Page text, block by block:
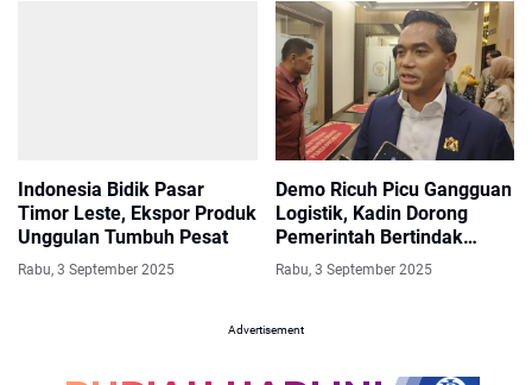
Indonesia Bidik Pasar
Timor Leste, Ekspor Produk
Unggulan Tumbuh Pesat
Rabu, 3 September 2025
Demo Ricuh Picu Gangguan
Logistik, Kadin Dorong
Pemerintah Bertindak
Cepat
Rabu, 3 September 2025
Advertisement